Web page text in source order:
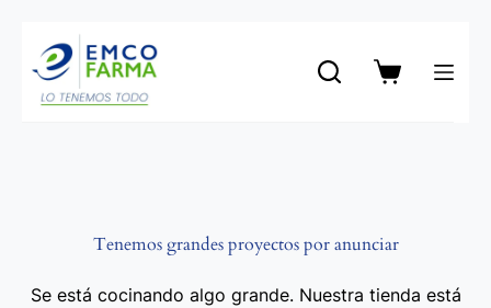
contenido
Carro
Tenemos grandes proyectos por anunciar
Se está cocinando algo grande. Nuestra tienda está